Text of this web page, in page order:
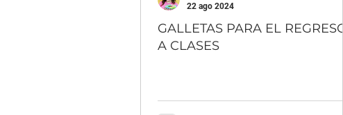
GALLETAS PARA EL REGRESO
A CLASES
22 ago 2024